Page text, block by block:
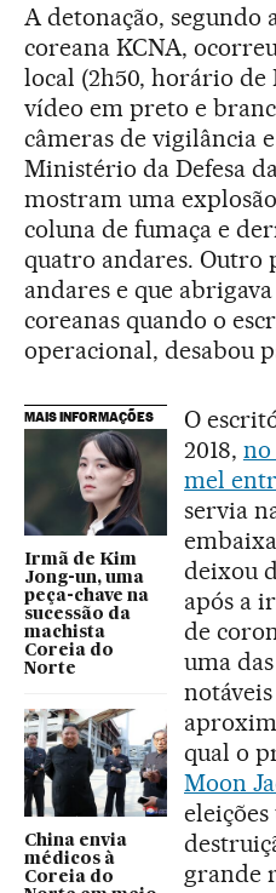
A detonação, segundo
coreana KCNA,
local (2h50, horário de
vídeo em preto e
câmeras de vigilância
Ministério da Defesa
mostram uma
coluna de fumaça e
quatro andares. Outro
andares e que
coreanas quando o
operacional, desabou
MAIS INFORMAÇÕES
Irmã de Kim
Jong-un, uma
peça-chave na
sucessão da
machista
Coreia do
Norte
China envia
médicos à
Coreia do
O
2018, no
mel
servia
deixou
após a
de
uma
qual o
Moon
eleições
grande